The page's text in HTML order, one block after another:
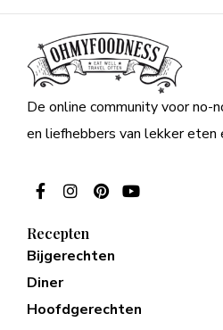
De online community voor no-
en liefhebbers van lekker eten
Recepten
Bijgerechten
Diner
Hoofdgerechten